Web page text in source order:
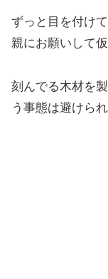
ずっと目を付け
親にお願いして
刻んでる木材を
う事態は避けられ